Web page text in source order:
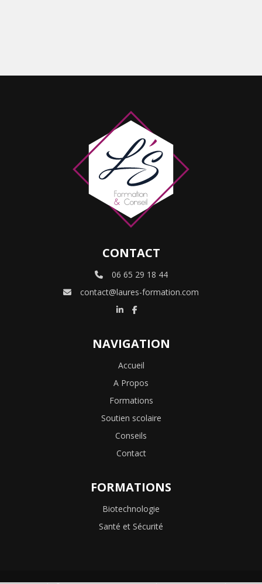
CONTACT
06 65 29 18 44
contact@laures-formation.com
NAVIGATION
Accueil
A Propos
Formations
Soutien scolaire
Conseils
Contact
FORMATIONS
Biotechnologie
Santé et Sécurité